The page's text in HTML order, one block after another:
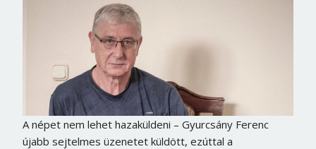
A népet nem lehet hazaküldeni – Gyurcsány Ferenc
újabb sejtelmes üzenetet küldött, ezúttal a